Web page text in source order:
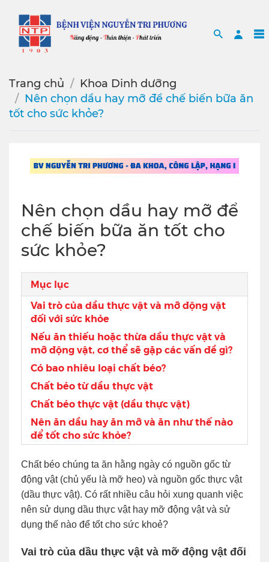
Search
Trang chủ
Khoa Dinh dưỡng
Nên chọn dầu hay mỡ để chế biến bữa ăn
tốt cho sức khỏe?
Nên chọn dầu hay mỡ để
chế biến bữa ăn tốt cho
sức khỏe?
Mục lục
Vai trò của dầu thực vật và mỡ động vật
đối với sức khỏe
Nếu ăn thiếu hoặc thừa dầu thực vật và
mỡ động vật, cơ thể sẽ gặp các vấn đề gì?
Có bao nhiêu loại chất béo?
Chất béo từ dầu thực vật
Chất béo thực vật (dầu thực vật)
Nên ăn dầu hay ăn mỡ và ăn như thế nào
để tốt cho sức khỏe?
Chất béo chúng ta ăn hằng ngày có nguồn gốc từ
động vật (chủ yếu là mỡ heo) và nguồn gốc thực vật
(dầu thực vật). Có rất nhiều câu hỏi xung quanh việc
nên sử dụng dầu thực vật hay mỡ động vật và sử
dụng thế nào để tốt cho sức khoẻ?
Vai trò của dầu thực vật và mỡ động vật đối